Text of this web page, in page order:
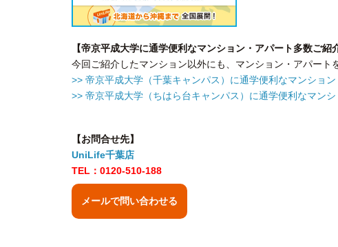
【帝京平成大学に通学便利なマンション・アパート多数ご紹
今回ご紹介したマンション以外にも、マンション・アパート
>> 帝京平成大学（千葉キャンパス）に通学便利なマンショ
>> 帝京平成大学（ちはら台キャンパス）に通学便利なマン
【お問合せ先】
UniLife千葉店
TEL：0120-510-188
メールで問い合わせる